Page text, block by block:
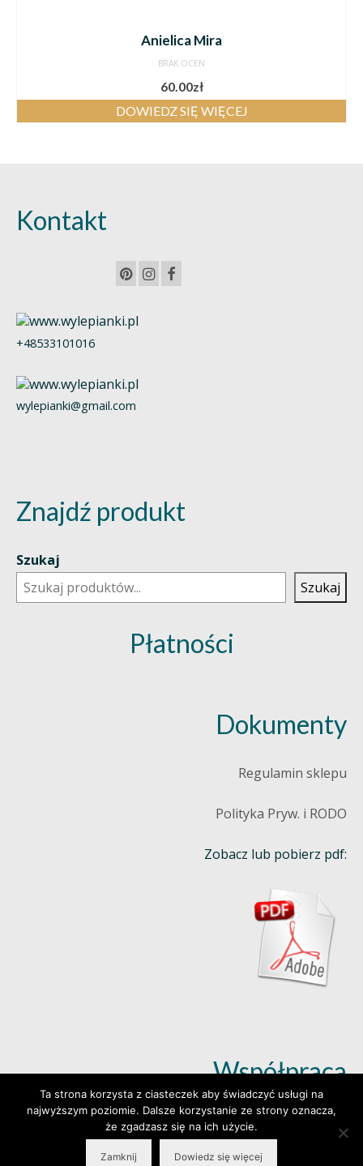
Anielica Mira
BRAK OCEN
60.00zł
DOWIEDZ SIĘ WIĘCEJ
Kontakt
+48533101016
wylepianki@gmail.com
Znajdź produkt
Szukaj
Szukaj
Płatności
Dokumenty
Regulamin sklepu
Polityka Pryw. i RODO
Zobacz lub pobierz pdf:
Współpraca
Dowiedz się więcej (klik)
© 2026 Wylepianki - Made by: www.prosteWWW.pl
Ta strona korzysta z ciasteczek aby świadczyć usługi na
najwyższym poziomie. Dalsze korzystanie ze strony oznacza,
że zgadzasz się na ich użycie.
Zamknij Dowiedz się więcej